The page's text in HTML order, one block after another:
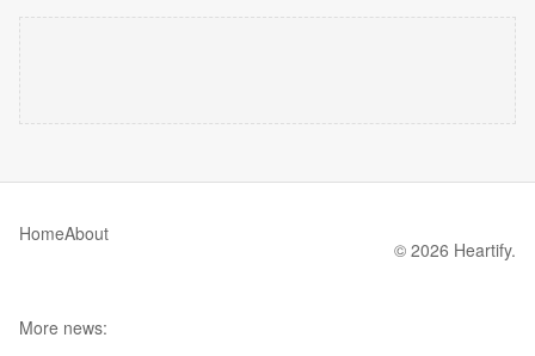
HomeAbout
© 2026 Heartify.
More news: